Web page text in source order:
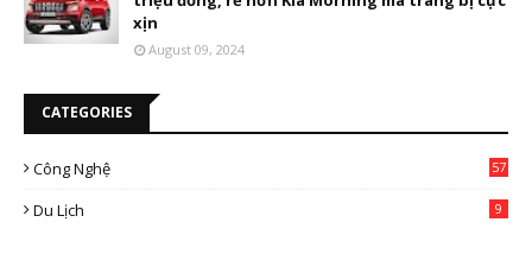
xịn
August 09, 2024
CATEGORIES
Công Nghệ 57
Du Lịch 9